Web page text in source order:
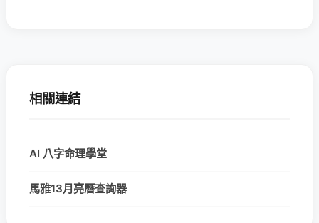
相關連結
AI 八字命理學堂
馬雅13月亮曆查詢器